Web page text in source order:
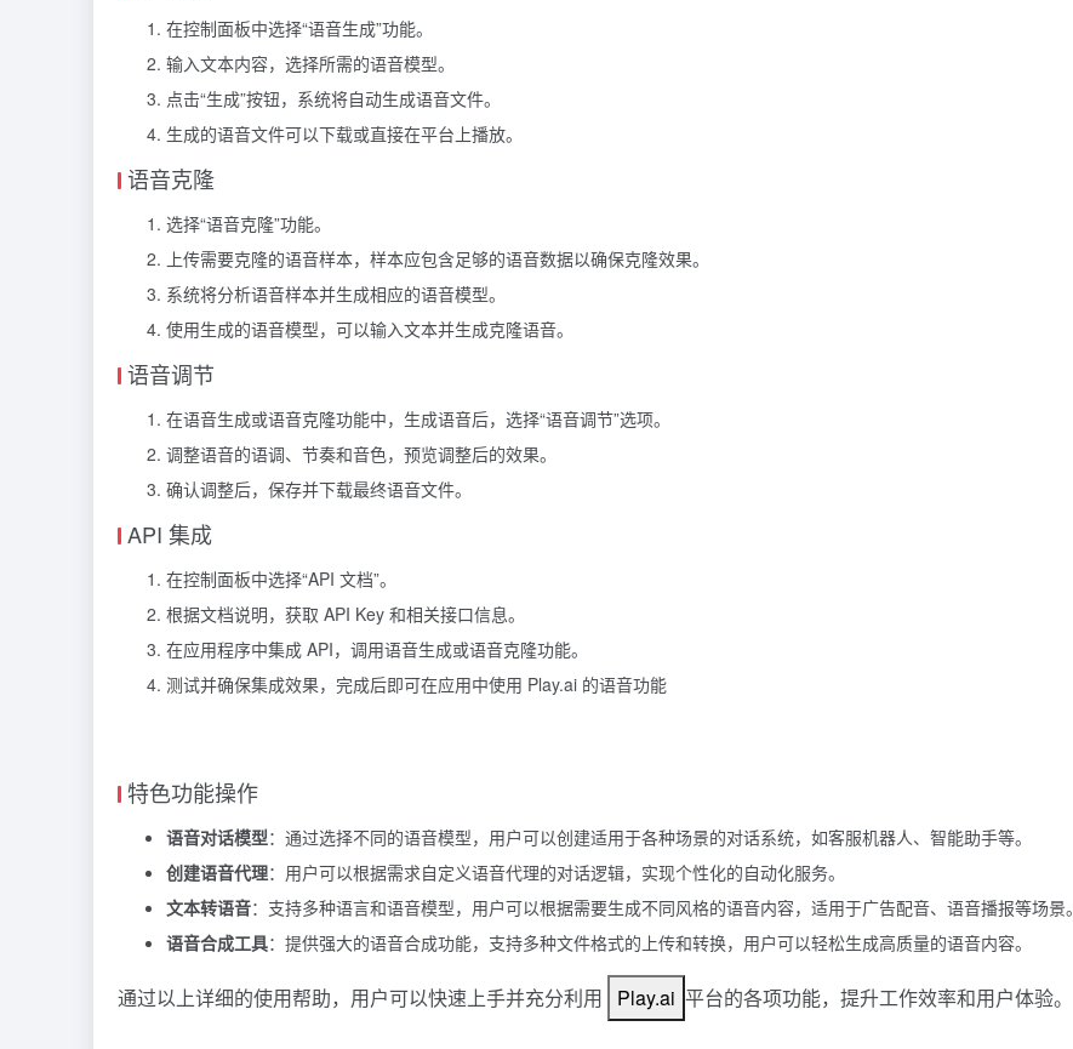
在控制面板中选择“语音生成”功能。
输入文本内容，选择所需的语音模型。
点击“生成”按钮，系统将自动生成语音文件。
生成的语音文件可以下载或直接在平台上播放。
语音克隆
选择“语音克隆”功能。
上传需要克隆的语音样本，样本应包含足够的语音数据以确保克隆效果。
系统将分析语音样本并生成相应的语音模型。
使用生成的语音模型，可以输入文本并生成克隆语音。
语音调节
在语音生成或语音克隆功能中，生成语音后，选择“语音调节”选项。
调整语音的语调、节奏和音色，预览调整后的效果。
确认调整后，保存并下载最终语音文件。
API 集成
在控制面板中选择“API 文档”。
根据文档说明，获取 API Key 和相关接口信息。
在应用程序中集成 API，调用语音生成或语音克隆功能。
测试并确保集成效果，完成后即可在应用中使用 Play.ai 的语音功能
特色功能操作
语音对话模型：通过选择不同的语音模型，用户可以创建适用于各种场景的对话系统，如客服机器人、智能助手等。
创建语音代理：用户可以根据需求自定义语音代理的对话逻辑，实现个性化的自动化服务。
文本转语音：支持多种语言和语音模型，用户可以根据需要生成不同风格的语音内容，适用于广告配音、语音播报等场景。
语音合成工具：提供强大的语音合成功能，支持多种文件格式的上传和转换，用户可以轻松生成高质量的语音内容。
通过以上详细的使用帮助，用户可以快速上手并充分利用 Play.ai 平台的各项功能，提升工作效率和用户体验。